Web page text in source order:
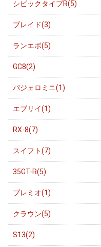
シビックタイプR(5)
ブレイド(3)
ランエボ(5)
GC8(2)
パジェロミニ(1)
エブリイ(1)
RX-8(7)
スイフト(7)
35GT-R(5)
プレミオ(1)
クラウン(5)
S13(2)